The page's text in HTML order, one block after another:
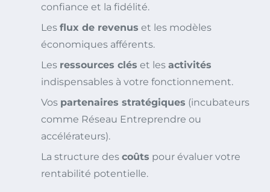
confiance et la fidélité.
Les flux de revenus et les modèles
économiques afférents.
Les ressources clés et les activités
indispensables à votre fonctionnement.
Vos partenaires stratégiques (incubateurs
comme Réseau Entreprendre ou
accélérateurs).
La structure des coûts pour évaluer votre
rentabilité potentielle.